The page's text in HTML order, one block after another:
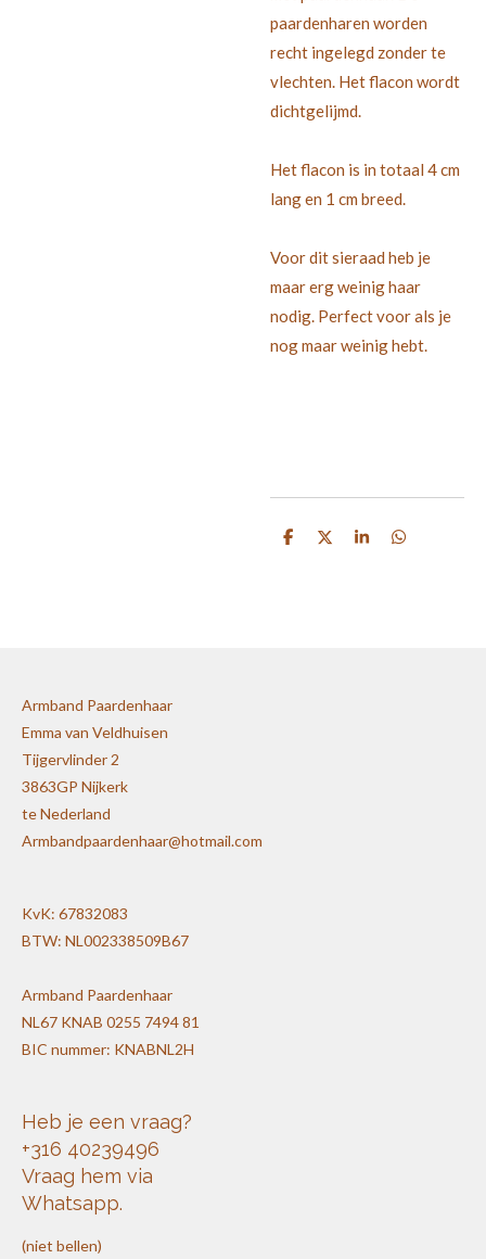
paardenharen worden
recht ingelegd zonder te
vlechten. Het flacon wordt
dichtgelijmd.
Het flacon is in totaal 4 cm
lang en 1 cm breed.
Voor dit sieraad heb je
maar erg weinig haar
nodig. Perfect voor als je
nog maar weinig hebt.
D
D
S
D
Armband Paardenhaar
Emma van Veldhuisen
Tijgervlinder 2
3863GP Nijkerk
te Nederland
Armbandpaardenhaar@hotmail.com
KvK: 67832083
BTW: NL002338509B67
Armband Paardenhaar
NL67 KNAB 0255 7494 81
BIC nummer: KNABNL2H
Heb je een vraag?
+316 40239496
Vraag hem via
Whatsapp.
(niet bellen)